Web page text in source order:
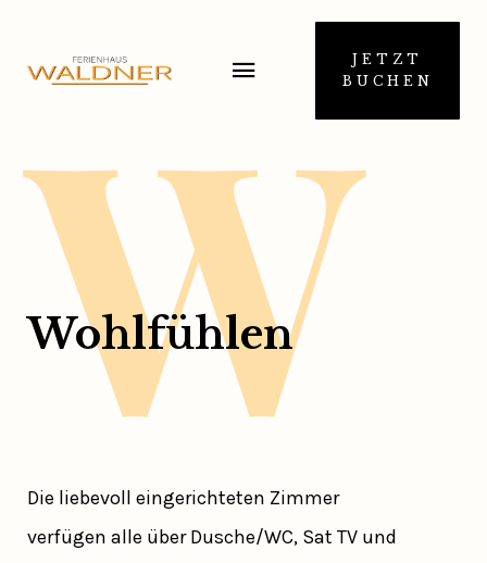
JETZT
BUCHEN
W
Wohlfühlen
Die liebevoll eingerichteten Zimmer
verfügen alle über Dusche/WC, Sat TV und